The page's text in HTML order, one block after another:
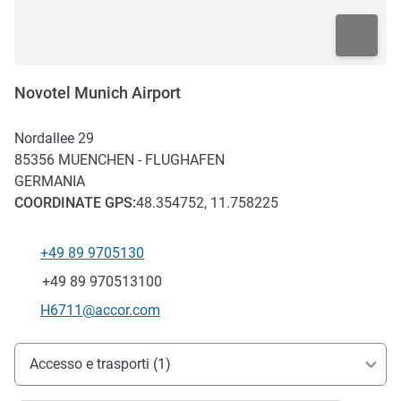
Novotel Munich Airport
Nordallee 29
85356 MUENCHEN - FLUGHAFEN
GERMANIA
COORDINATE GPS:48.354752, 11.758225
Telefono
+49 89 9705130
Fax
+49 89 970513100
E-mail di contatto
H6711@accor.com
Accesso e trasporti
Accesso e trasporti (1)